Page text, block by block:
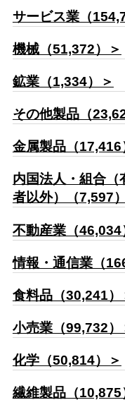
サービス業（
機械（51,372）＞
鉱業（1,334）＞
その他製品（
金属製品（17,416
内国法人・組合（
者以外）（7,597
不動産業（46,034
情報・通信業（
食料品（30,241）
小売業（99,732）
化学（50,814）＞
繊維製品（10,875